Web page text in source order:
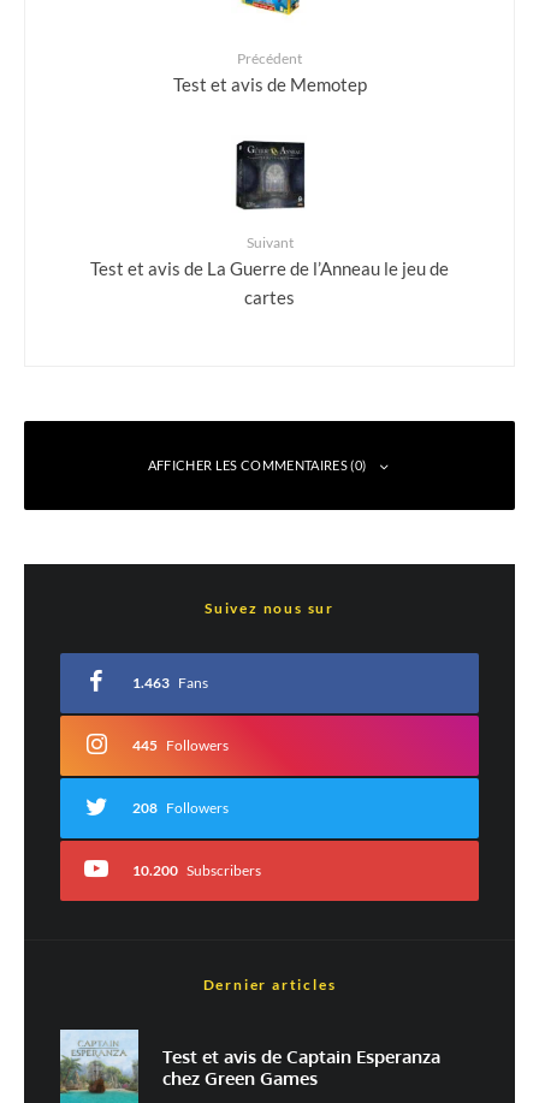
Précédent
Test et avis de Memotep
Suivant
Test et avis de La Guerre de l’Anneau le jeu de
cartes
AFFICHER LES COMMENTAIRES (0)
*
Commentaire*
E-mail*
Suivez nous sur
1.463 Fans
445 Followers
208 Followers
10.200 Subscribers
Dernier articles
Test et avis de Captain Esperanza
chez Green Games